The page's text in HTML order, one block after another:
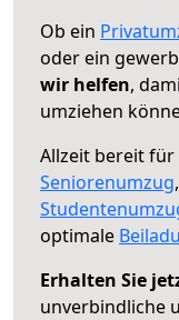
Ob ein
oder ein
wir helfen,
umziehen
Allzeit bereit für
Seniorenumzug,
optimale
Erhalten Sie
unverbindliche